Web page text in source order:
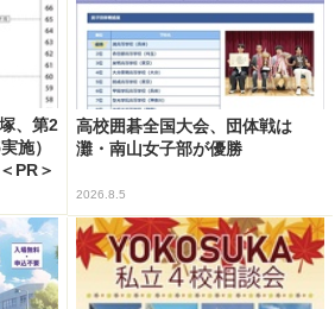
、第2
施）
PR＞
高校囲碁全国大会、団体戦は
灘・南山女子部が優勝
2026.8.5